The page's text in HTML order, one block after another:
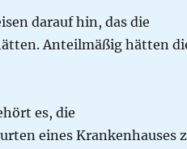
darauf hin, das die
Anteilmäßig hätten
es, die
eines Krankenhauses